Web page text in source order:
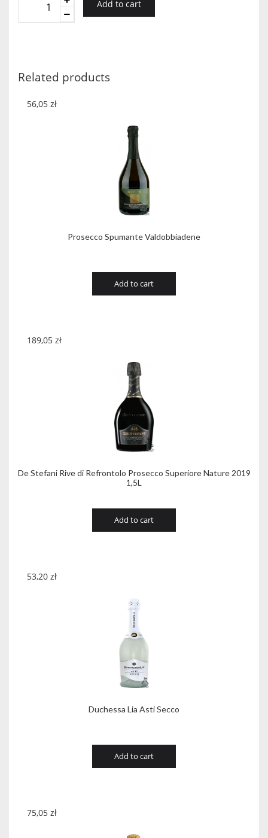
Musujące
Add to cart
Related products
Prosecco Spumante Valdobbiadene
56,05 zł
Add to cart
De Stefani Rive di Refrontolo Prosecco Superiore Nature 2019
1,5L
189,05 zł
Add to cart
Duchessa Lia Asti Secco
53,20 zł
Add to cart
75,05 zł